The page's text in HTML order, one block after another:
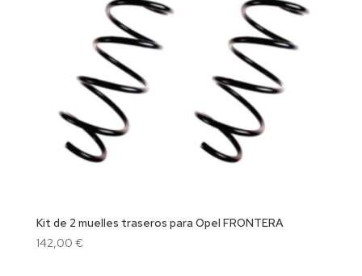
Kit de 2 muelles traseros para Opel FRONTERA
142,00 €